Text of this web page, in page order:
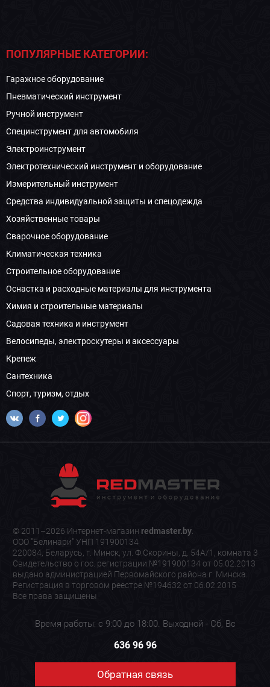
ПОПУЛЯРНЫЕ КАТЕГОРИИ:
Гаражное оборудование
Пневматический инструмент
Ручной инструмент
Специнструмент для автомобиля
Электроинструмент
Электротехнический инструмент и оборудование
Измерительный инструмент
Средства индивидуальной защиты и спецодежда
Хозяйственные товары
Сварочное оборудование
Климатическая техника
Строительное оборудование
Оснастка и расходные материалы для инструмента
Химия и строительные материалы
Садовая техника и инструмент
Велосипеды, электроскутеры и аксессуары
Крепеж
Сантехника
Спорт, туризм, отдых
© 2011–2026 Интернет-магазин redmaster.by.
ООО "Белинари" УНП 191900134
220084, Беларусь, г. Минск, ул. Ф.Скорины, д. 54А/1, комната 3
Свидетельство о гос. регистрации №191900134 от 05.02.2013
выдано администрацией Первомайского района г. Минска.
Регистрация в торговом реестре №194632 от 06.02.2015
Все права защищены
Время работы: с 9:00 до 18:00. Выходной - Сб, Вс
636 96 96
Обратная связь